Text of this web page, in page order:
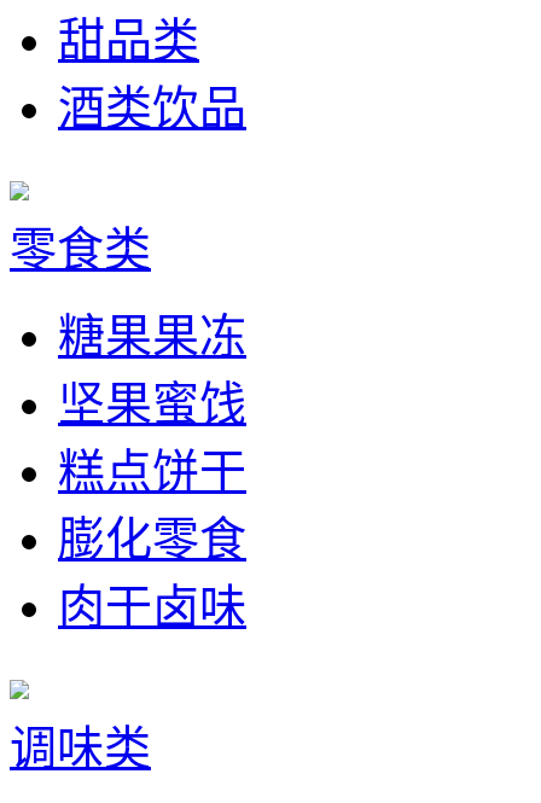
甜品类
酒类饮品
零食类
糖果果冻
坚果蜜饯
糕点饼干
膨化零食
肉干卤味
调味类